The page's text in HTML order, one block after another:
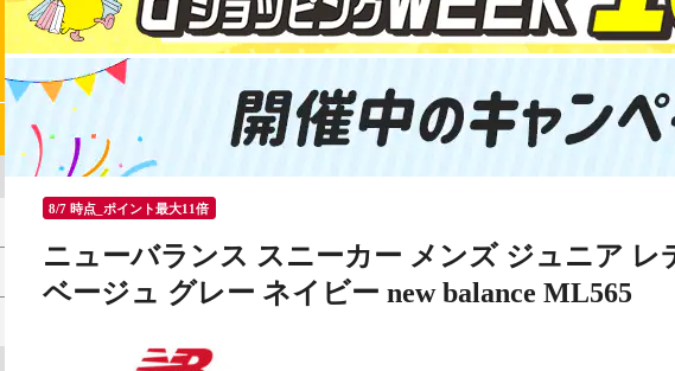
8/7 時点_ポイント最大11倍
ニューバランス スニーカー メンズ ジュニア レ
ベージュ グレー ネイビー new balance ML565